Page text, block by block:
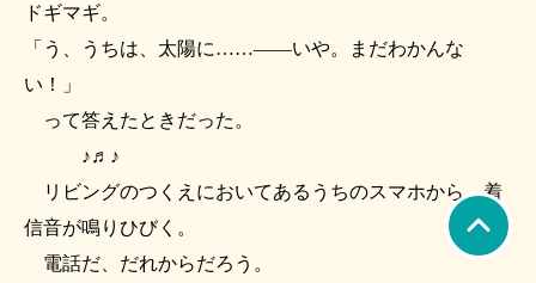
ドギマギ。
「う、うちは、太陽に……――いや。まだわかんな
い！」
って答えたときだった。
♪♬♪
リビングのつくえにおいてあるうちのスマホから、着
信音が鳴りひびく。
電話だ、だれからだろう。